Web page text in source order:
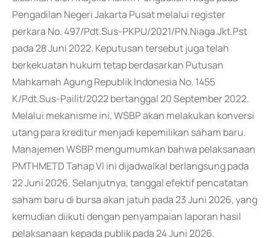
Pengadilan Negeri Jakarta Pusat melalui register
perkara No. 497/Pdt.Sus-PKPU/2021/PN.Niaga.Jkt.Pst
pada 28 Juni 2022. Keputusan tersebut juga telah
berkekuatan hukum tetap berdasarkan Putusan
Mahkamah Agung Republik Indonesia No. 1455
K/Pdt.Sus-Pailit/2022 bertanggal 20 September 2022.
Melalui mekanisme ini, WSBP akan melakukan konversi
utang para kreditur menjadi kepemilikan saham baru.
Manajemen WSBP mengumumkan bahwa pelaksanaan
PMTHMETD Tahap VI ini dijadwalkal berlangsung pada
22 Juni 2026. Selanjutnya, tanggal efektif pencatatan
saham baru di bursa akan jatuh pada 23 Juni 2026, yang
kemudian diikuti dengan penyampaian laporan hasil
pelaksanaan kepada publik pada 24 Juni 2026.